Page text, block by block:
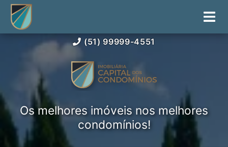
(51) 99999-4551
Os melhores imóveis nos melhores
condomínios!